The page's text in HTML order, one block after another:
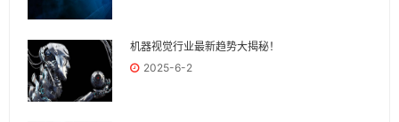
机器视觉行业最新趋势大揭秘！
2025-6-2